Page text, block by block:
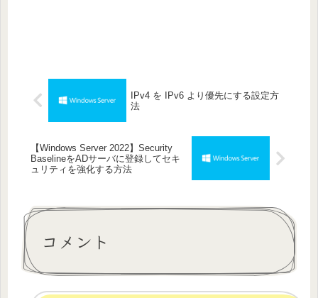
IPv4 を IPv6 より優先にする設定方
法
【Windows Server 2022】Security
BaselineをADサーバに登録してセキ
ュリティを強化する方法
コメント